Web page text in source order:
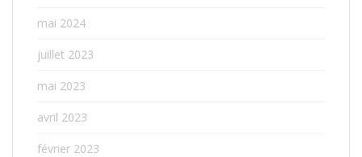
mai 2024
juillet 2023
mai 2023
avril 2023
février 2023